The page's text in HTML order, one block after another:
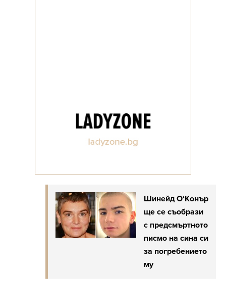
Шинейд О‘Конър
ще се съобрази
с предсмъртното
писмо на сина си
за погребението
му